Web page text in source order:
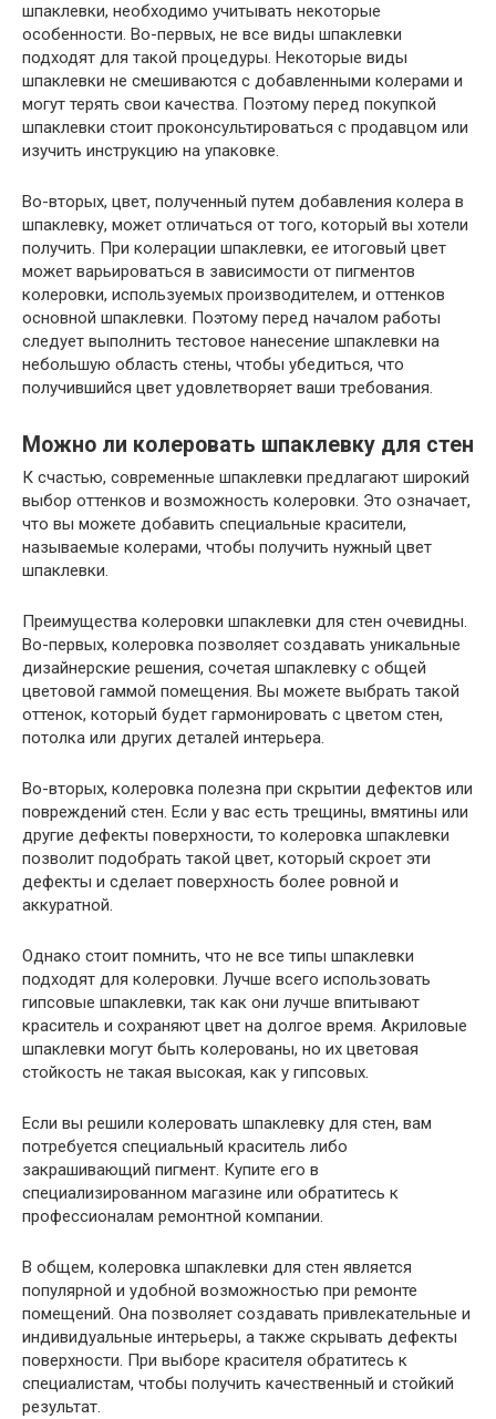
шпаклевки, необходимо учитывать некоторые
особенности. Во-первых, не все виды шпаклевки
подходят для такой процедуры. Некоторые виды
шпаклевки не смешиваются с добавленными колерами и
могут терять свои качества. Поэтому перед покупкой
шпаклевки стоит проконсультироваться с продавцом или
изучить инструкцию на упаковке.
Во-вторых, цвет, полученный путем добавления колера в
шпаклевку, может отличаться от того, который вы хотели
получить. При колерации шпаклевки, ее итоговый цвет
может варьироваться в зависимости от пигментов
колеровки, используемых производителем, и оттенков
основной шпаклевки. Поэтому перед началом работы
следует выполнить тестовое нанесение шпаклевки на
небольшую область стены, чтобы убедиться, что
получившийся цвет удовлетворяет ваши требования.
Можно ли колеровать шпаклевку для стен
К счастью, современные шпаклевки предлагают широкий
выбор оттенков и возможность колеровки. Это означает,
что вы можете добавить специальные красители,
называемые колерами, чтобы получить нужный цвет
шпаклевки.
Преимущества колеровки шпаклевки для стен очевидны.
Во-первых, колеровка позволяет создавать уникальные
дизайнерские решения, сочетая шпаклевку с общей
цветовой гаммой помещения. Вы можете выбрать такой
оттенок, который будет гармонировать с цветом стен,
потолка или других деталей интерьера.
Во-вторых, колеровка полезна при скрытии дефектов или
повреждений стен. Если у вас есть трещины, вмятины или
другие дефекты поверхности, то колеровка шпаклевки
позволит подобрать такой цвет, который скроет эти
дефекты и сделает поверхность более ровной и
аккуратной.
Однако стоит помнить, что не все типы шпаклевки
подходят для колеровки. Лучше всего использовать
гипсовые шпаклевки, так как они лучше впитывают
краситель и сохраняют цвет на долгое время. Акриловые
шпаклевки могут быть колерованы, но их цветовая
стойкость не такая высокая, как у гипсовых.
Если вы решили колеровать шпаклевку для стен, вам
потребуется специальный краситель либо
закрашивающий пигмент. Купите его в
специализированном магазине или обратитесь к
профессионалам ремонтной компании.
В общем, колеровка шпаклевки для стен является
популярной и удобной возможностью при ремонте
помещений. Она позволяет создавать привлекательные и
индивидуальные интерьеры, а также скрывать дефекты
поверхности. При выборе красителя обратитесь к
специалистам, чтобы получить качественный и стойкий
результат.